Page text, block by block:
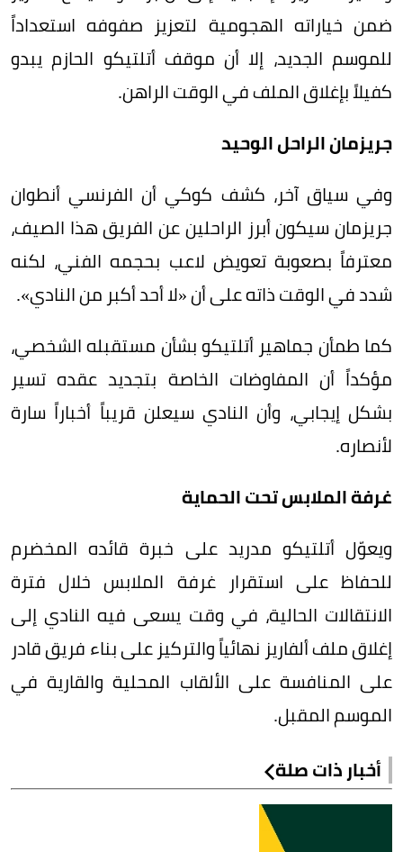
ضمن خياراته الهجومية لتعزيز صفوفه استعداداً
للموسم الجديد، إلا أن موقف أتلتيكو الحازم يبدو
كفيلاً بإغلاق الملف في الوقت الراهن.
جريزمان الراحل الوحيد
وفي سياق آخر، كشف كوكي أن الفرنسي أنطوان
جريزمان سيكون أبرز الراحلين عن الفريق هذا الصيف،
معترفاً بصعوبة تعويض لاعب بحجمه الفني، لكنه
شدد في الوقت ذاته على أن «لا أحد أكبر من النادي».
كما طمأن جماهير أتلتيكو بشأن مستقبله الشخصي،
مؤكداً أن المفاوضات الخاصة بتجديد عقده تسير
بشكل إيجابي، وأن النادي سيعلن قريباً أخباراً سارة
لأنصاره.
غرفة الملابس تحت الحماية
ويعوّل أتلتيكو مدريد على خبرة قائده المخضرم
للحفاظ على استقرار غرفة الملابس خلال فترة
الانتقالات الحالية، في وقت يسعى فيه النادي إلى
إغلاق ملف ألفاريز نهائياً والتركيز على بناء فريق قادر
على المنافسة على الألقاب المحلية والقارية في
الموسم المقبل.
أخبار ذات صلة